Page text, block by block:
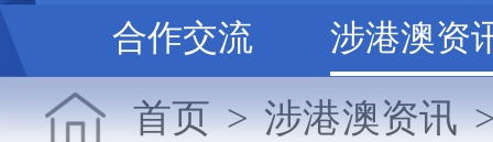
合作交流 涉港澳资
首页>涉港澳资讯